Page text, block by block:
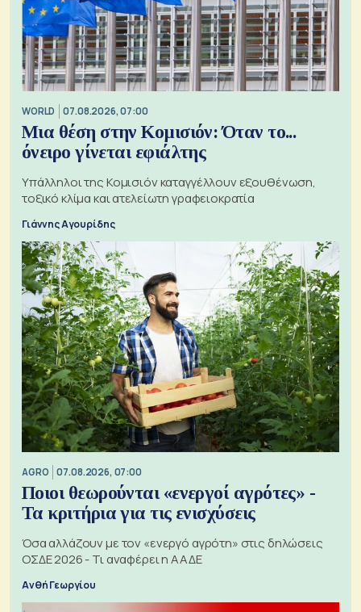
WORLD 07.08.2026, 07:00
Μια θέση στην Κομισιόν: Όταν το...
όνειρο γίνεται εφιάλτης
Υπάλληλοι της Κομισιόν καταγγέλλουν εξουθένωση,
τοξικό κλίμα και ατελείωτη γραφειοκρατία
Γιάννης Αγουρίδης
AGRO 07.08.2026, 07:00
Ποιοι θεωρούνται «ενεργοί αγρότες» -
Τα κριτήρια για τις ενισχύσεις
Όσα αλλάζουν με τον «ενεργό αγρότη» στις δηλώσεις
ΟΣΔΕ 2026 - Τι αναφέρει η ΑΑΔΕ
Ανθή Γεωργίου